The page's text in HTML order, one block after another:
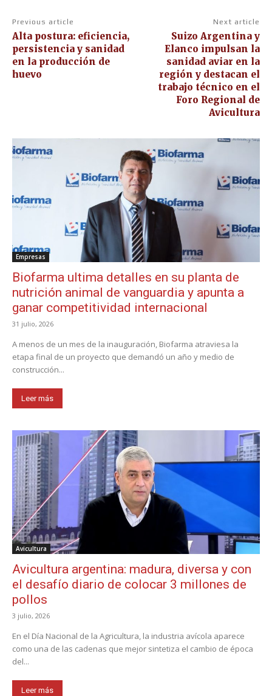
Previous article
Alta postura: eficiencia,
persistencia y sanidad
en la producción de
huevo
Next article
Suizo Argentina y
Elanco impulsan la
sanidad aviar en la
región y destacan el
trabajo técnico en el
Foro Regional de
Avicultura
Empresas
Biofarma ultima detalles en su planta de
nutrición animal de vanguardia y apunta a
ganar competitividad internacional
31 julio, 2026
A menos de un mes de la inauguración, Biofarma atraviesa la
etapa final de un proyecto que demandó un año y medio de
construcción...
Leer más
Avicultura
Avicultura argentina: madura, diversa y con
el desafío diario de colocar 3 millones de
pollos
3 julio, 2026
En el Día Nacional de la Agricultura, la industria avícola aparece
como una de las cadenas que mejor sintetiza el cambio de época
del...
Leer más